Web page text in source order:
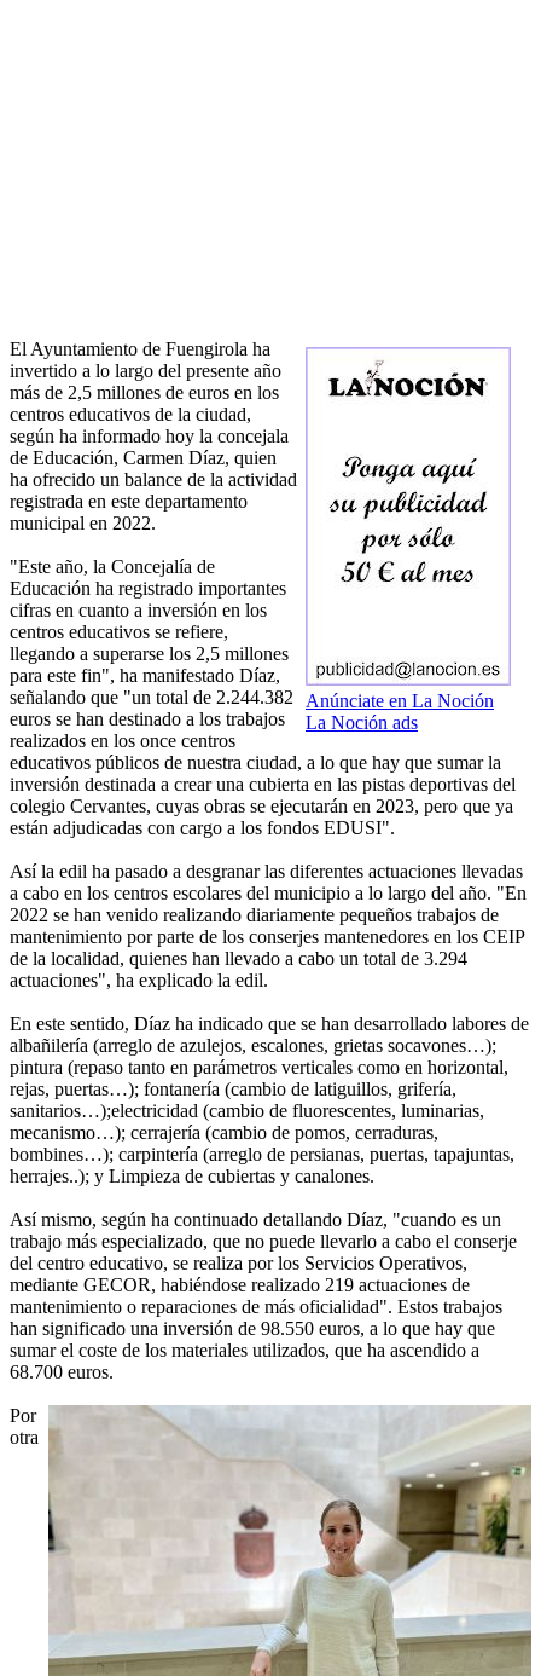
Anúnciate en La Noción
La Noción ads
El Ayuntamiento de Fuengirola ha
invertido a lo largo del presente año
más de 2,5 millones de euros en los
centros educativos de la ciudad,
según ha informado hoy la concejala
de Educación, Carmen Díaz, quien
ha ofrecido un balance de la actividad
registrada en este departamento
municipal en 2022.
"Este año, la Concejalía de
Educación ha registrado importantes
cifras en cuanto a inversión en los
centros educativos se refiere,
llegando a superarse los 2,5 millones
para este fin", ha manifestado Díaz,
señalando que "un total de 2.244.382
euros se han destinado a los trabajos
realizados en los once centros
educativos públicos de nuestra ciudad, a lo que hay que sumar la
inversión destinada a crear una cubierta en las pistas deportivas del
colegio Cervantes, cuyas obras se ejecutarán en 2023, pero que ya
están adjudicadas con cargo a los fondos EDUSI".
Así la edil ha pasado a desgranar las diferentes actuaciones llevadas
a cabo en los centros escolares del municipio a lo largo del año. "En
2022 se han venido realizando diariamente pequeños trabajos de
mantenimiento por parte de los conserjes mantenedores en los CEIP
de la localidad, quienes han llevado a cabo un total de 3.294
actuaciones", ha explicado la edil.
En este sentido, Díaz ha indicado que se han desarrollado labores de
albañilería (arreglo de azulejos, escalones, grietas socavones…);
pintura (repaso tanto en parámetros verticales como en horizontal,
rejas, puertas…); fontanería (cambio de latiguillos, grifería,
sanitarios…);electricidad (cambio de fluorescentes, luminarias,
mecanismo…); cerrajería (cambio de pomos, cerraduras,
bombines…); carpintería (arreglo de persianas, puertas, tapajuntas,
herrajes..); y Limpieza de cubiertas y canalones.
Así mismo, según ha continuado detallando Díaz, "cuando es un
trabajo más especializado, que no puede llevarlo a cabo el conserje
del centro educativo, se realiza por los Servicios Operativos,
mediante GECOR, habiéndose realizado 219 actuaciones de
mantenimiento o reparaciones de más oficialidad". Estos trabajos
han significado una inversión de 98.550 euros, a lo que hay que
sumar el coste de los materiales utilizados, que ha ascendido a
68.700 euros.
Por
otra